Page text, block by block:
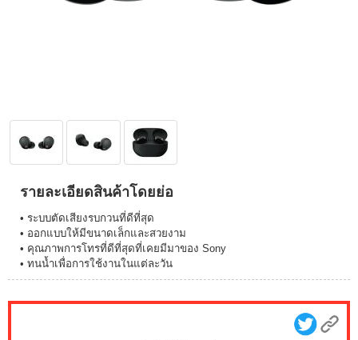
รายละเอียดสินค้าโดยย่อ
• ระบบตัดเสียงรบกวนที่ดีที่สุด
• ออกแบบให้มีขนาดเล็กและสวยงาม
• คุณภาพการโทรที่ดีที่สุดที่เคยมีมาของ Sony
• ทนน้ำเพื่อการใช้งานในแต่ละวัน